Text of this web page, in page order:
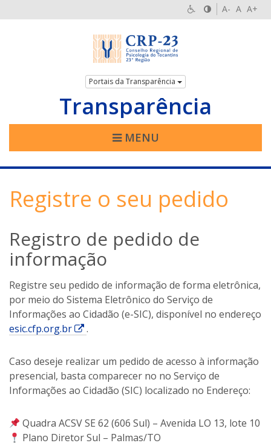
A- A A+
Portais da Transparência
Transparência
MENU
Registre o seu pedido
Registro de pedido de
informação
Registre seu pedido de informação de forma eletrônica,
por meio do Sistema Eletrônico do Serviço de
Informações ao Cidadão (e-SIC), disponível no endereço
esic.cfp.org.br
E
s
e
l
k
.
Caso deseje realizar um pedido de acesso à informação
presencial, basta comparecer no no Serviço de
Informações ao Cidadão (SIC) localizado no Endereço:
Quadra ACSV SE 62 (606 Sul) – Avenida LO 13, lote 10
Plano Diretor Sul – Palmas/TO